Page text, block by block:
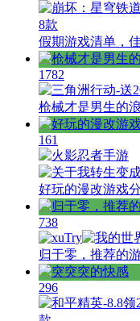
8款
假期游戏清单，
1782
枪械才是男生的
161
好玩的漫改游戏
738
归于零，推荐的
296